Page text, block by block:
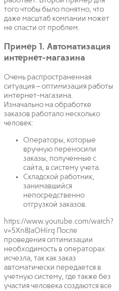
того чтобы было понятно, что
даже масштаб компании может
не спасти от проблем.
Пример 1. Автоматизация
интернет-магазина
Очень распространенная
ситуация – оптимизация работы
интернет-магазина.
Изначально на обработке
заказов работало несколько
человек:
Операторы, которые
вручную переносили
заказы, полученные с
сайта, в систему учета.
Складской работник,
занимавшийся
непосредственно
отгрузкой заказов.
https://www.youtube.com/watch?
v=5Xn8JaOHirg После
проведения оптимизации
необходимость в операторах
исчезла, так как заказ
автоматически передается в
учетную систему, где также без
участия человека создаются все